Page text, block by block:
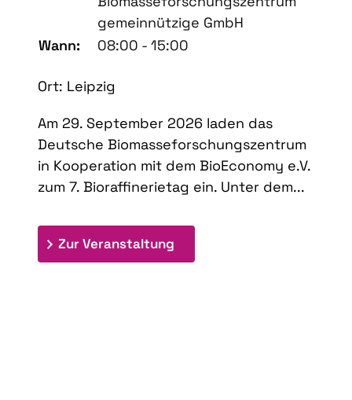
gemeinnützige GmbH
Wann:
08:00 - 15:00
Ort: Leipzig
Am 29. September 2026 laden das
Deutsche Biomasseforschungszentrum
in Kooperation mit dem BioEconomy e.V.
zum 7. Bioraffinerietag ein. Unter dem...
Zur Veranstaltung